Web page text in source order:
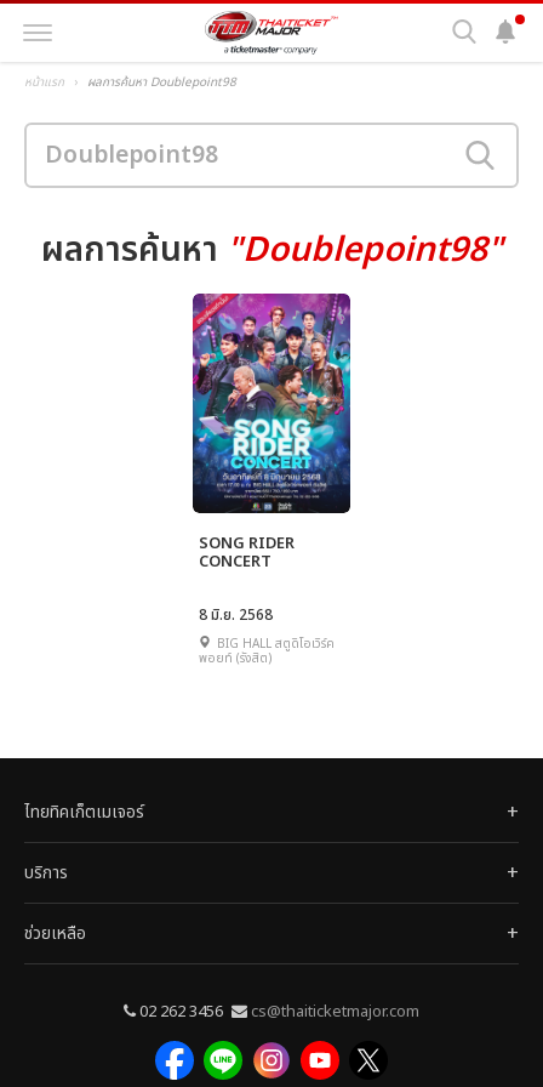
หน้าแรก ผลการค้นหา Doublepoint98
ผลการค้นหา "Doublepoint98"
SONG RIDER
CONCERT
8 มิ.ย. 2568
BIG HALL สตูดิโอเวิร์ค
พอยท์ (รังสิต)
ไทยทิคเก็ตเมเจอร์
บริการ
ช่วยเหลือ
02 262 3456 cs@thaiticketmajor.com